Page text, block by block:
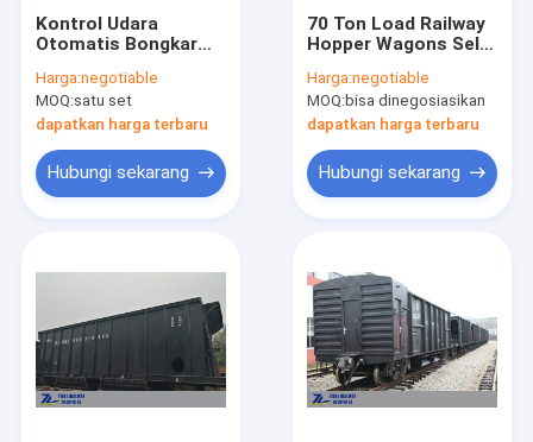
Kontrol Udara
Otomatis Bongkar
70T Pay Load
1435mm Rail Gauge
Harga:negotiable
MOQ:satu set
dapatkan harga terbaru
Hubungi sekarang
70 Ton Load Railway
Hopper Wagons Self
Hopper Car
Harga:negotiable
MOQ:bisa dinegosiasikan
dapatkan harga terbaru
Hubungi sekarang